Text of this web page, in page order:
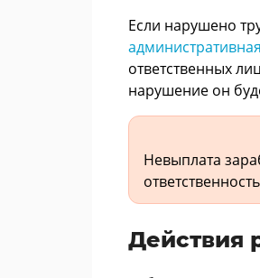
Если нарушено
ответственных
нарушение он
Невыплата
Действия